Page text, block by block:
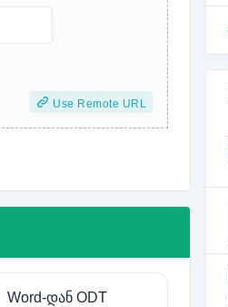
Use Remote URL
Word-დან ODT